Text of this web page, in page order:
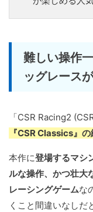
難しい操作
ッグレース
「CSR Racing2
『CSR Classics』
本作に登場するマシ
ルな操作、かつ壮大
レーシングゲームな
くこと間違いなしだ